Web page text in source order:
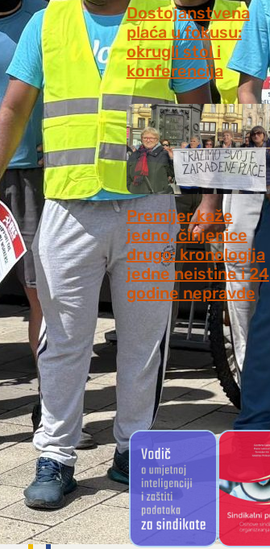
Dostojanstvena
plaća u fokusu:
okrugli stol i
konferencija
July 28, 2026
Premijer kaže
jedno, činjenice
drugo: kronologija
jedne neistine i 24
godine nepravde
July 9, 2026
MANUALS